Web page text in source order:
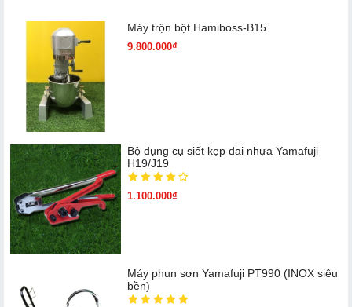
Máy trộn bột Hamiboss-B15
9.800.000₫
Bộ dụng cụ siết kẹp đai nhựa Yamafuji
H19/J19
1.100.000₫
Máy phun sơn Yamafuji PT990 (INOX siêu
bền)